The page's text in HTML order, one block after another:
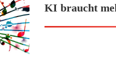
KI braucht